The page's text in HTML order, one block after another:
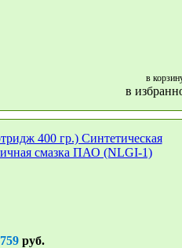
в
в
759руб.